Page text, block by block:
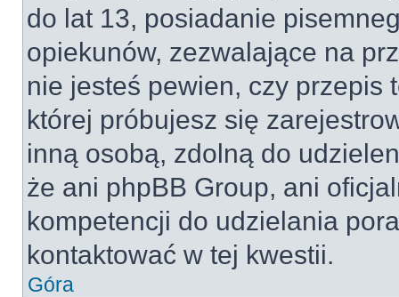
do lat 13, posiadanie
opiekunów, zezwalające na
nie jesteś pewien, czy przepis
której próbujesz się
inną osobą, zdolną do
że ani phpBB Group, ani
kompetencji do udzielania
kontaktować w tej kwestii.
Góra